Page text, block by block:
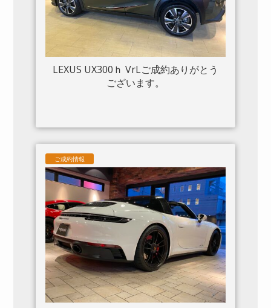
LEXUS UX300ｈ VrLご成約ありがとう
ございます。
ご成約情報